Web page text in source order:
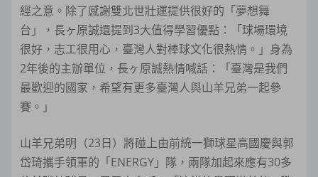
經之意。除了感謝雙北世壯運提供很好的「夢想舞
台」，長ヶ原誠還提到3大值得學習優點：「球場環境
很好，志工很用心，臺灣人對棒球文化很熱情。」身為
2年後的主辦單位，長ヶ原誠熱情喊話：「臺灣是我們
最歡迎的國家，希望有更多臺灣人與山羊兄弟一起參
賽。」
山羊兄弟明（23日）將碰上由前統一獅球星高國慶與郭
岱琦攜手領軍的「ENERGY」隊，兩隊加起來應有30多